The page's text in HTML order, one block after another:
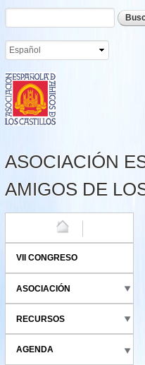
Pasar
Formulario de búsqueda
Buscar
ASOCIACIÓN
AMIGOS DE
VII CONGRESO
ASOCIACIÓN
RECURSOS
AGENDA